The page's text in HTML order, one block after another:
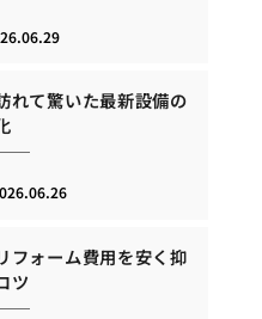
れて驚いた最新設備の
フォーム費用を安く抑
ツ